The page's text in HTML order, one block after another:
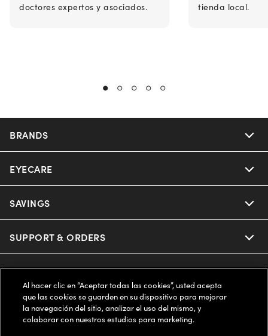
doctores expertos y asociados.
tienda local.
BRANDS
Nuance Audio
Ray-Ban
Oakley
Oakley Meta
Miu Miu
EYECARE
Our Eyeglasses
Our Sunglasses
Our Contact Lenses
Ray-Ban | Meta
SAVINGS
Offers & Discount
Insurance
FSA & HSA
SUPPORT & ORDERS
Help Center
Online Order Status
LEGAL
Privacy Policy
COMPANY INFO
Al hacer clic en “Aceptar todas las cookies”, usted acepta
que las cookies se guarden en su dispositivo para mejorar
la navegación del sitio, analizar el uso del mismo, y
colaborar con nuestros estudios para marketing.